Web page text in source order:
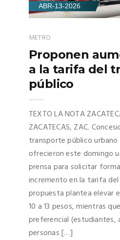
ABR-13-2026
METRO
Proponen
a la tarifa del
público
TEXTO LA NOTA
ZACATECAS, ZAC.
transporte público urbano
ofrecieron este domingo
prensa para solicitar
incremento en la tarifa del
propuesta plantea elevar
10 a 13 pesos, mientras
preferencial (estudiantes,
personas […]